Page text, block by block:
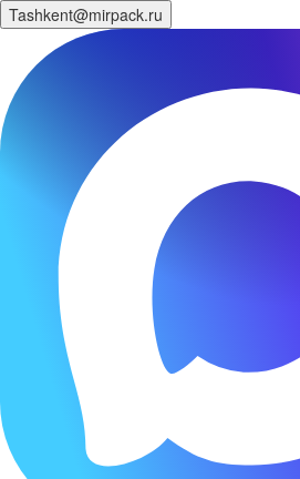
Tashkent@mirpack.ru